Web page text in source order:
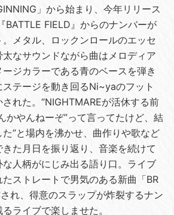
」から始まり、今年リリース
BATTLE FIELD』からのナンバーが
メタル、ロックンロールのエッセ
なサウンドながら曲はメロディア
ジカラーである青のベースを弾き
テージを動き回るNi~yaのフット
れた。“NIGHTMAREが活休する前
かやんねーぞ”って言ってたけど、結
”と場内を沸かせ、曲作りや歌など
た月日を振り返り、音楽を続けて
人柄がにじみ出る語り口。ライブ
ストレートで男気のある新曲「BR
れ、得意のスラップが炸裂するナン
ライブで楽しませた。